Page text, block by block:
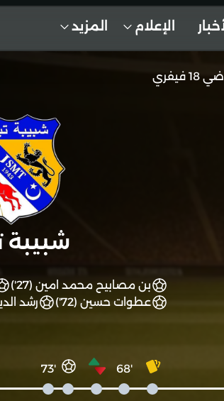
الإعلام المزيد
فيفري
شبيبة
بن مصابيح محمد امين (27')
عطوات حسين (72')
رشد
'68
'73